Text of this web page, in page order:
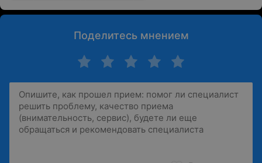
Поделитесь мнением